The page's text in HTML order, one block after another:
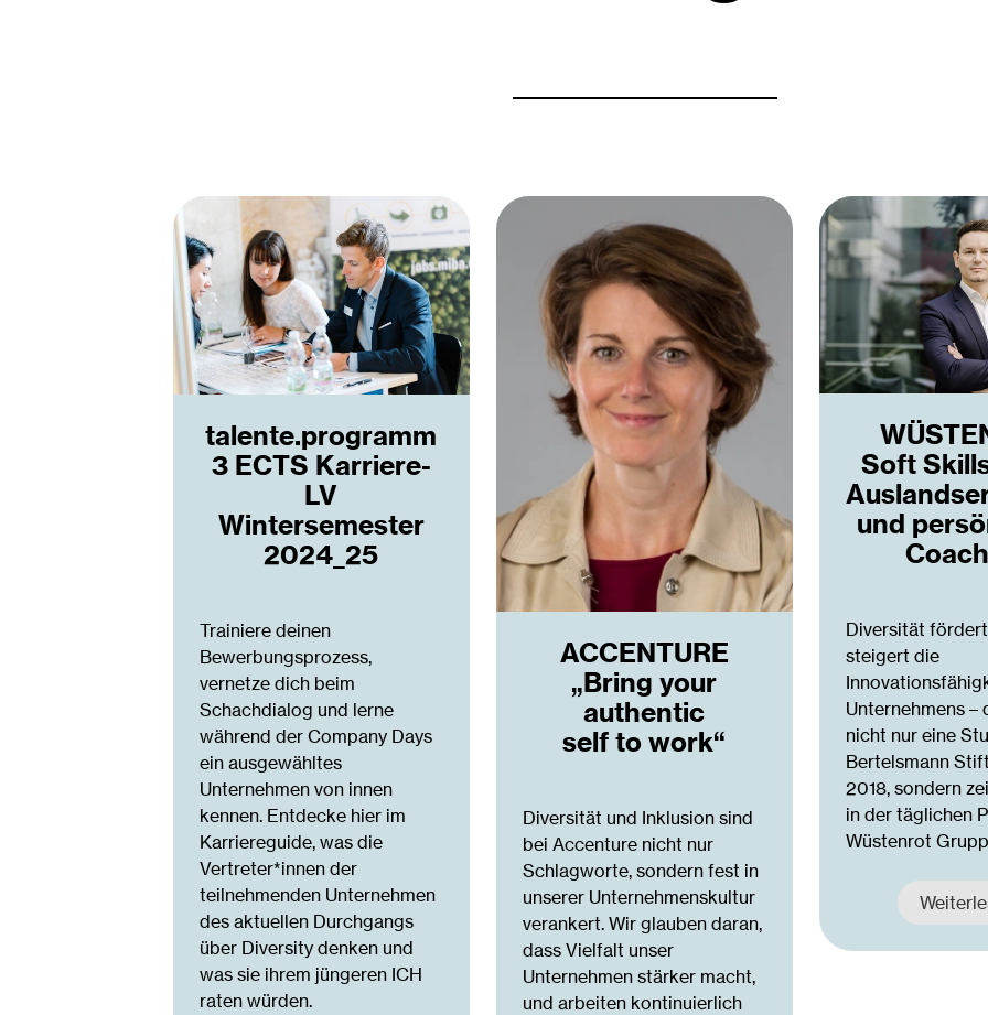
talente.programm
3 ECTS Karriere-
LV
Wintersemester
2024_25
Trainiere deinen
Bewerbungsprozess,
vernetze dich beim
Schachdialog und lerne
während der Company Days
ein ausgewähltes
Unternehmen von innen
kennen. Entdecke hier im
Karriereguide, was die
Vertreter*innen der
teilnehmenden Unternehmen
des aktuellen Durchgangs
über Diversity denken und
was sie ihrem jüngeren ICH
raten würden.
ACCENTURE
„Bring your
authentic
self to work“
Diversität und Inklusion sind
bei Accenture nicht nur
Schlagworte, sondern fest in
unserer Unternehmenskultur
verankert. Wir glauben daran,
dass Vielfalt unser
Unternehmen stärker macht,
und arbeiten kontinuierlich
Soft
und
Diversität
steigert die
Unternehmens –
nicht nur eine
Bertelsmann
2018, sondern
in der täglichen
Wüstenrot